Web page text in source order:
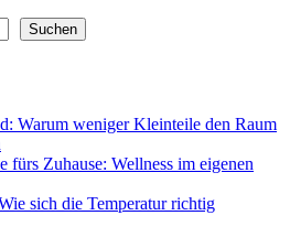
Suchen
Warum weniger Kleinteile den Raum
fürs Zuhause: Wellness im eigenen
sich die Temperatur richtig